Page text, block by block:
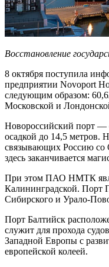
Восстановление
8 октября поступила
предприятии Novoport
следующим образом:
Московской и
Новороссийский порт —
осадкой до 14,5 метров.
связывающих Россию со
здесь заканчивается
При этом ПАО НМТК
Калининградской. Порт
Сибирского и Урало-
Порт Балтийск
служит для прохода
Западной Европы с
европейской колеей.